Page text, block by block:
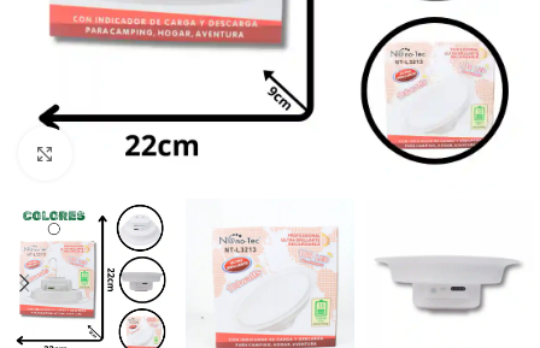
Haz clic para ampliar